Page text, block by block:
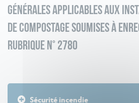
GÉNÉRALES APPLICABLES AUX
DE COMPOSTAGE SOUMISES À
RUBRIQUE N° 2780
Sécurité incendie